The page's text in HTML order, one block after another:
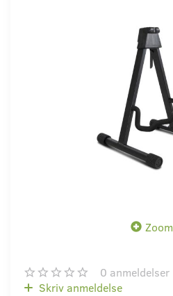
Zoom
0 anmeldelser
Skriv anmeldelse